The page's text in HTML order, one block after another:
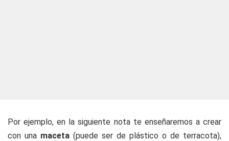
Por ejemplo, en la siguiente nota te enseñaremos a crear
con una maceta (puede ser de plástico o de terracota),